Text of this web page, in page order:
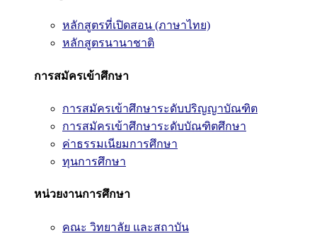
หลักสูตรที่เปิดสอน (ภาษาไทย)
หลักสูตรนานาชาติ
การสมัครเข้าศึกษา
การสมัครเข้าศึกษาระดับปริญญาบัณฑิต
การสมัครเข้าศึกษาระดับบัณฑิตศึกษา
ค่าธรรมเนียมการศึกษา
ทุนการศึกษา
หน่วยงานการศึกษา
คณะ วิทยาลัย และสถาบัน